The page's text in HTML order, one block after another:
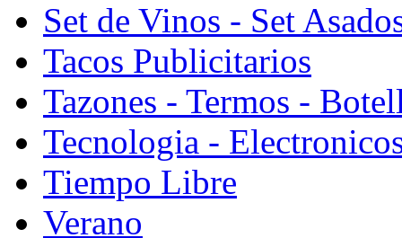
Set de Vinos - Set
Tacos Publicitarios
Tazones - Termos -
Tecnologia -
Tiempo Libre
Verano